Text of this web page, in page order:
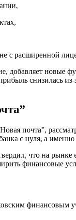
с расширенной
добавляет новые
снизилась
почта”,
с нуля, а
что на рынке
финансовые